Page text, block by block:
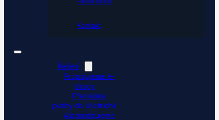
Kontakt
Řešení
Propojujeme e-
shopy
Přenášíme
platby do účetnictví
Automatizujeme